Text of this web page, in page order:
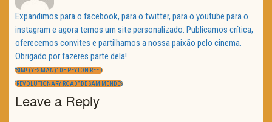
Expandimos para o facebook, para o twitter, para o youtube para o
instagram e agora temos um site personalizado. Publicamos crítica,
oferecemos convites e partilhamos a nossa paixão pelo cinema.
Obrigado por fazeres parte dela!
Navegação
de
artigos
PREVIOUS
“SIM! (YES MAN)” DE PEYTON REED
NEXT
“REVOLUTIONARY ROAD” DE SAM MENDES
Leave a Reply